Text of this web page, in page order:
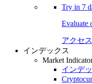
Try in 7
Evaluate
アクセ
インデックス
Market
インデ